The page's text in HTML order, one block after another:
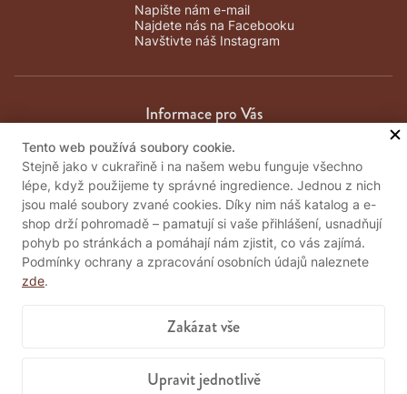
Napište nám e-mail
Najdete nás na Facebooku
Navštivte náš Instagram
Informace pro Vás
Obchodní podmínky
Zpracování osobních údajů
Kontakty
Důležité informace
Položit dotaz
Tento web používá soubory cookie.
Stejně jako v cukrařině i na našem webu funguje všechno
lépe, když použijeme ty správné ingredience. Jednou z nich
jsou malé soubory zvané cookies. Díky nim náš katalog a e-
shop drží pohromadě – pamatují si vaše přihlášení, usnadňují
pohyb po stránkách a pomáhají nám zjistit, co vás zajímá.
Podmínky ochrany a zpracování osobních údajů naleznete
zde.
Zakázat vše
Upravit jednotlivě